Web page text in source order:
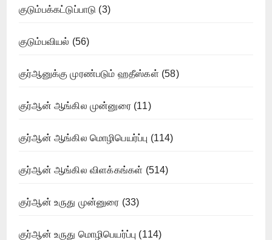
குடும்பக்கட்டுப்பாடு (3)
குடும்பவியல் (56)
குர்ஆனுக்கு முரண்படும் ஹதீஸ்கள் (58)
குர்ஆன் ஆங்கில முன்னுரை(11)
குர்ஆன் ஆங்கில மொழிபெயர்ப்பு (114)
குர்ஆன் ஆங்கில விளக்கங்கள் (514)
குர்ஆன் உருது முன்னுரை (33)
குர்ஆன் உருது மொழிபெயர்ப்பு (114)